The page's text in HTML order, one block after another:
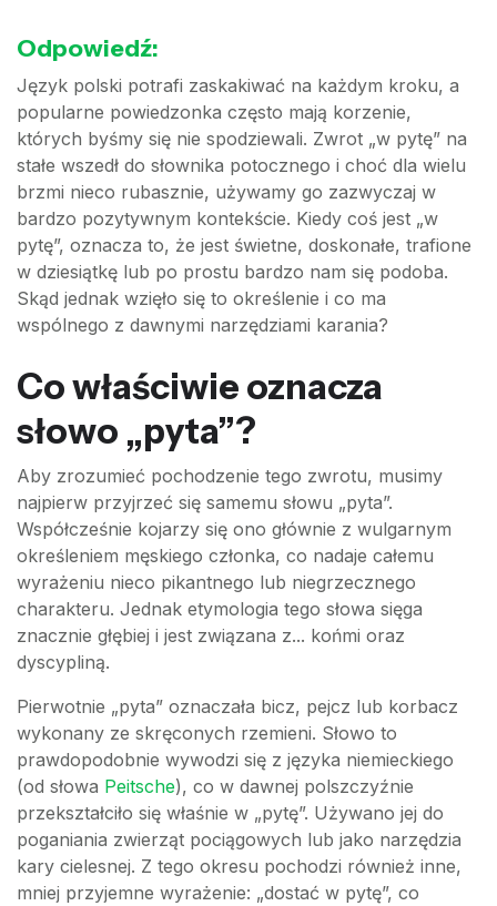
Odpowiedź:
Język polski potrafi zaskakiwać na każdym kroku, a
popularne powiedzonka często mają korzenie,
których byśmy się nie spodziewali. Zwrot „w pytę” na
stałe wszedł do słownika potocznego i choć dla wielu
brzmi nieco rubasznie, używamy go zazwyczaj w
bardzo pozytywnym kontekście. Kiedy coś jest „w
pytę”, oznacza to, że jest świetne, doskonałe, trafione
w dziesiątkę lub po prostu bardzo nam się podoba.
Skąd jednak wzięło się to określenie i co ma
wspólnego z dawnymi narzędziami karania?
Co właściwie oznacza
słowo „pyta”?
Aby zrozumieć pochodzenie tego zwrotu, musimy
najpierw przyjrzeć się samemu słowu „pyta”.
Współcześnie kojarzy się ono głównie z wulgarnym
określeniem męskiego członka, co nadaje całemu
wyrażeniu nieco pikantnego lub niegrzecznego
charakteru. Jednak etymologia tego słowa sięga
znacznie głębiej i jest związana z... końmi oraz
dyscypliną.
Pierwotnie „pyta” oznaczała bicz, pejcz lub korbacz
wykonany ze skręconych rzemieni. Słowo to
prawdopodobnie wywodzi się z języka niemieckiego
(od słowa Peitsche), co w dawnej polszczyźnie
przekształciło się właśnie w „pytę”. Używano jej do
poganiania zwierząt pociągowych lub jako narzędzia
kary cielesnej. Z tego okresu pochodzi również inne,
mniej przyjemne wyrażenie: „dostać w pytę”, co